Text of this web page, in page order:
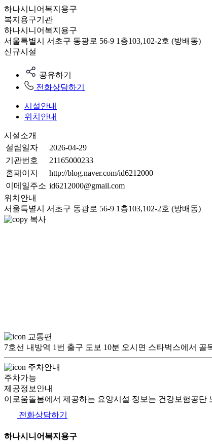
하나시니어복지용구
복지용구기관
하나시니어복지용구
서울특별시 서초구 동광로 56-9 1층103,102-2호 (방배동)
신규시설
공유하기
전화상담하기
시설안내
위치안내
시설소개
설립일자
2026-04-29
기관번호
21165000233
홈페이지
http://blog.naver.com/id6212000
이메일주소 id6212000@gmail.com
위치안내
서울특별시 서초구 동광로 56-9 1층103,102-2호 (방배동)
복사
교통편
7호선 내방역 1번 출구 도보 10분 오시면 스타벅스에서 골
주차안내
주차가능
제공정보안내
이로움돌봄에서 제공하는 요양시설 정보는 건강보험공
전화상담하기
하나시니어복지용구